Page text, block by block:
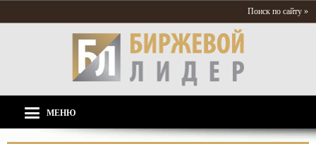
Поиск по сайту »
МЕНЮ